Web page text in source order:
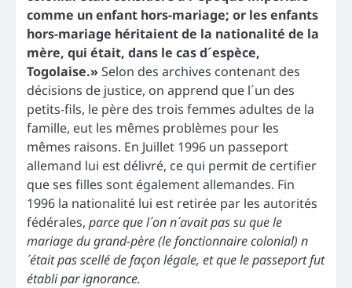
comme un enfant hors-mariage; or les enfants
hors-mariage héritaient de la nationalité de la
mère, qui était, dans le cas d´espèce,
Togolaise.»Selon des archives contenant des
décisions de justice, on apprend que l´un des
petits-fils, le père des trois femmes adultes de la
famille, eut les mêmes problèmes pour les
mêmes raisons. En Juillet 1996 un passeport
allemand lui est délivré, ce qui permit de certifier
que ses filles sont également allemandes. Fin
1996 la nationalité lui est retirée par les autorités
fédérales, parce que l´on n´avait pas su que le
mariage du grand-père (le fonctionnaire colonial) n
´était pas scellé de façon légale, et que le passeport fut
établi par ignorance.